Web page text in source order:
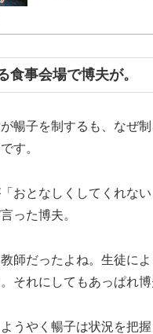
食事会場で博夫が。
暢子を制するも、なぜ
す。
おとなしくしてくれな
った博夫。
師だったよね。生徒に
それにしてもあっぱれ博
うやく暢子は状況を把握